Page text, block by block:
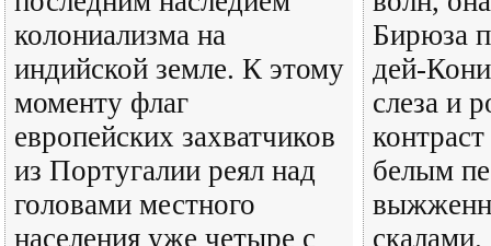
колониализма на
индийской земле. К этому
моменту флаг
европейских захватчиков
из Португалии реял над
головами местного
населения уже четыре с
Бирюза
дей-
слеза и
белым
скалами.